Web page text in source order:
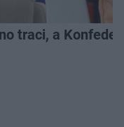
traci, a